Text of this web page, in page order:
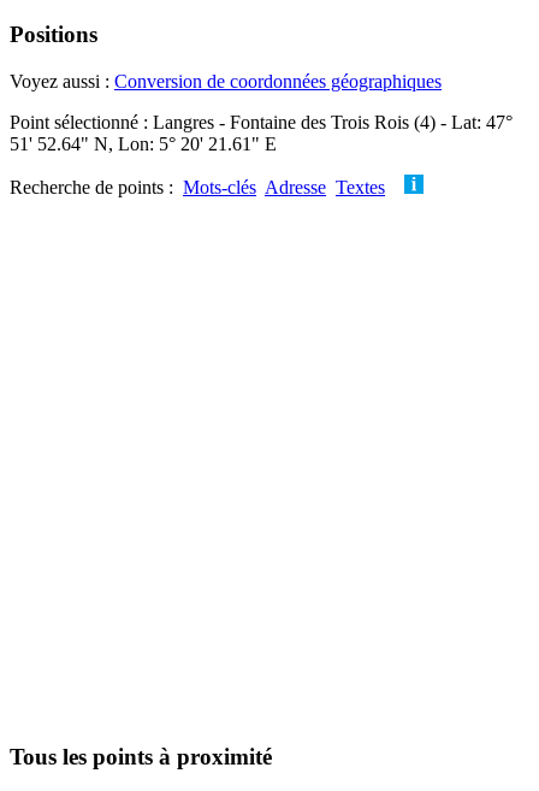
Positions
Voyez aussi : Conversion de coordonnées géographiques
Point sélectionné : Langres - Fontaine des Trois Rois (4) - Lat: 47°
51' 52.64" N, Lon: 5° 20' 21.61" E
Recherche de points : Mots-clés Adresse Textes
Tous les points à proximité